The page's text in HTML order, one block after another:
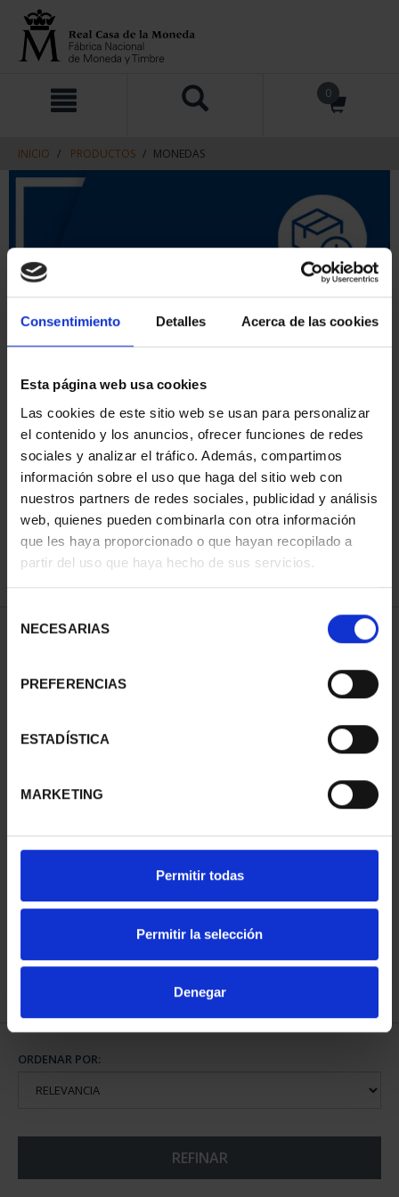
Consentimiento Detalles Acerca de las cookies
Esta página web usa cookies
Las cookies de este sitio web se usan para personalizar
el contenido y los anuncios, ofrecer funciones de redes
sociales y analizar el tráfico. Además, compartimos
información sobre el uso que haga del sitio web con
nuestros partners de redes sociales, publicidad y análisis
web, quienes pueden combinarla con otra información
que les haya proporcionado o que hayan recopilado a
partir del uso que haya hecho de sus servicios.
NECESARIAS
PREFERENCIAS
ESTADÍSTICA
MARKETING
Permitir todas
Permitir la selección
Denegar
contenido
navegacin
0
INICIO PRODUCTOS MONEDAS
ORDENAR POR:
REFINAR
1 Productos encontrados
MARGARITA SALAS
140,00 €
ORDENAR POR:
REFINAR